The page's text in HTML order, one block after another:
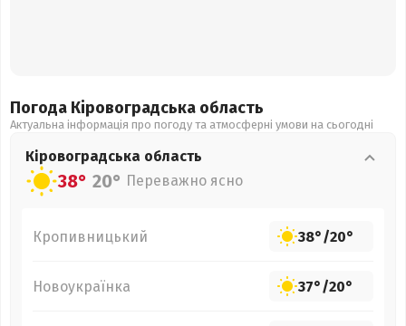
Погода Кіровоградська область
Актуальна інформація про погоду та атмосферні умови на сьогодні
Кіровоградська область
38° 20° Переважно ясно
Кропивницький 38°/20°
Новоукраїнка 37°/20°